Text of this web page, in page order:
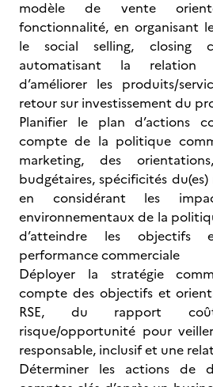
modèle de vente
fonctionnalité, en organisant
le social selling, closing
automatisant la relation
d’améliorer les produits/
retour sur investissement du
Planifier le plan d’actions
compte de la politique
marketing, des
budgétaires, spécificités
en considérant les
environnementaux de la
d’atteindre les objectifs
performance commerciale
Déployer la stratégie
compte des objectifs et
RSE, du rapport
risque/opportunité pour
responsable, inclusif et une
Déterminer les actions de